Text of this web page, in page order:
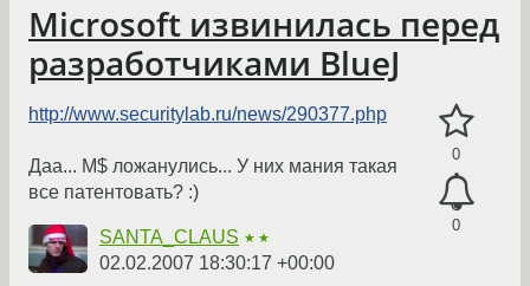
Microsoft извинилась перед
разработчиками BlueJ
0
0
http://www.securitylab.ru/news/290377.php
Даа... M$ ложанулись... У них мания такая
все патентовать? :)
SANTA_CLAUS ★★
02.02.2007 18:30:17 +00:00